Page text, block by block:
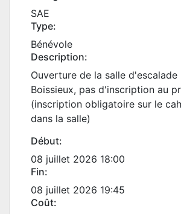
SAE
Type:
Bénévole
Description:
Ouverture de la salle
Boissieux, pas d'inscription au
(inscription obligatoire sur le
dans la salle)
Début:
08 juillet 2026 18:00
Fin:
08 juillet 2026 19:45
Coût: